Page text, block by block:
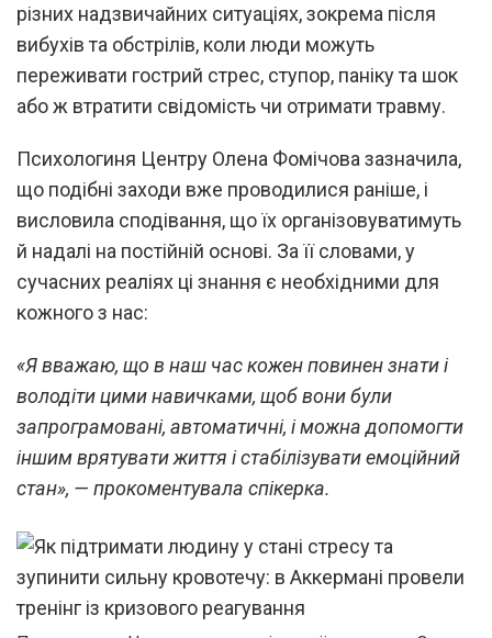
різних надзвичайних ситуаціях, зокрема після
вибухів та обстрілів, коли люди можуть
переживати гострий стрес, ступор, паніку та шок
або ж втратити свідомість чи отримати травму.
Психологиня Центру Олена Фомічова зазначила,
що подібні заходи вже проводилися раніше, і
висловила сподівання, що їх організовуватимуть
й надалі на постійній основі. За її словами, у
сучасних реаліях ці знання є необхідними для
кожного з нас:
«Я вважаю, що в наш час кожен повинен знати і
володіти цими навичками, щоб вони були
запрограмовані, автоматичні, і можна допомогти
іншим врятувати життя і стабілізувати емоційний
стан», — прокоментувала спікерка.